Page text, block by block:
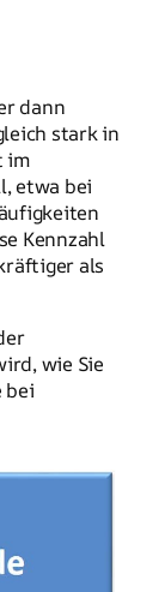
dann
stark in
im
etwa bei
Kennzahl
als
wie Sie
bei